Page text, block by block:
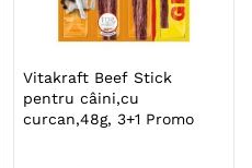
Vitakraft Beef Stick
pentru câini,cu
curcan,48g, 3+1 Promo